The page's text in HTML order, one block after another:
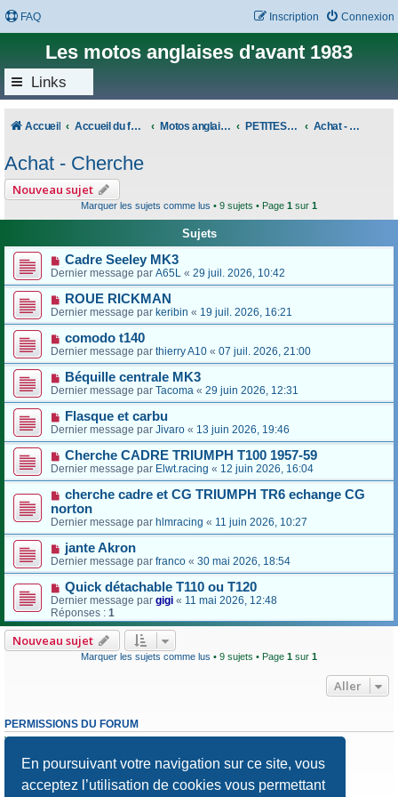
En poursuivant votre navigation sur ce site, vous
acceptez l’utilisation de cookies vous permettant
FAQ Connexion
Inscription
Les motos anglaises d'avant 1983
Links
Accueil Accueil du forum Motos anglaises classiques PETITES ANNONCES Achat - Cherche
Achat - Cherche
Nouveau sujet
Marquer les sujets comme lus • 9 sujets • Page 1 sur 1
Sujets
Cadre Seeley MK3
Dernier message par A65L « 29 juil. 2026, 10:42
ROUE RICKMAN
Dernier message par keribin « 19 juil. 2026, 16:21
comodo t140
Dernier message par thierry A10 « 07 juil. 2026, 21:00
Béquille centrale MK3
Dernier message par Tacoma « 29 juin 2026, 12:31
Flasque et carbu
Dernier message par Jivaro « 13 juin 2026, 19:46
Cherche CADRE TRIUMPH T100 1957-59
Dernier message par Elwt.racing « 12 juin 2026, 16:04
cherche cadre et CG TRIUMPH TR6 echange CG
norton
Dernier message par hlmracing « 11 juin 2026, 10:27
jante Akron
Dernier message par franco « 30 mai 2026, 18:54
Quick détachable T110 ou T120
Dernier message par gigi « 11 mai 2026, 12:48
Réponses : 1
Nouveau sujet
Marquer les sujets comme lus • 9 sujets • Page 1 sur 1
Aller
PERMISSIONS DU FORUM
Vous
Vousne pouvez pasmodifier vos messages dans ce forum
Vousne pouvez passupprimer vos messages dans ce forum